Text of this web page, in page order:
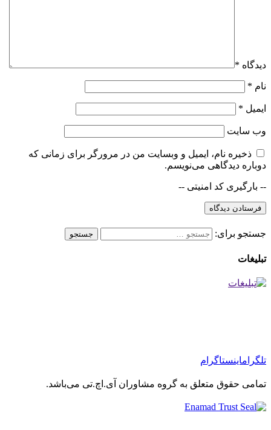
دیدگاه *
نام *
ایمیل *
وب‌ سایت
ذخیره نام، ایمیل و وبسایت من در مرورگر برای زمانی که
دوباره دیدگاهی می‌نویسم.
-- بارگیری کد امنیتی --
جستجو برای:
تبلیغات
تلگراماینستاگرام
تمامی حقوق متعلق به گروه مشاوران آی.اچ.تی می‌باشد.